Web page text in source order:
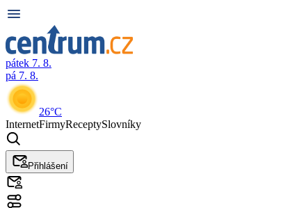
pátek 7. 8.
pá 7. 8.
26°C
InternetFirmyReceptySlovníky
Přihlášení